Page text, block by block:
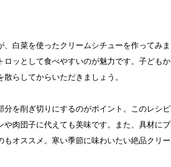
白菜を使ったクリームシチューを作ってみま
ッとして食べやすいのが魅力です。子どもか
らしてからいただきましょう。
を削ぎ切りにするのがポイント。このレシピ
肉団子に代えても美味です。また、具材にブ
オススメ。寒い季節に味わいたい絶品クリー